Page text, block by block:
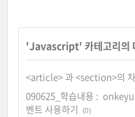
'Javascript' 카테고리의
<article> 과 <section>의
090625_학습내용 :
벤트 사용하기
(0)